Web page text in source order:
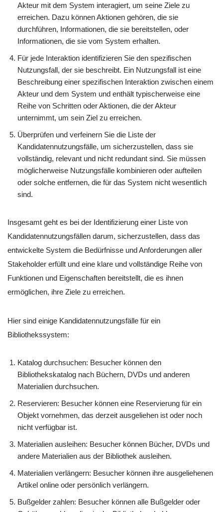
Akteur mit dem System interagiert, um seine Ziele zu
erreichen. Dazu können Aktionen gehören, die sie
durchführen, Informationen, die sie bereitstellen, oder
Informationen, die sie vom System erhalten.
Für jede Interaktion identifizieren Sie den spezifischen
Nutzungsfall, der sie beschreibt. Ein Nutzungsfall ist eine
Beschreibung einer spezifischen Interaktion zwischen einem
Akteur und dem System und enthält typischerweise eine
Reihe von Schritten oder Aktionen, die der Akteur
unternimmt, um sein Ziel zu erreichen.
Überprüfen und verfeinern Sie die Liste der
Kandidatennutzungsfälle, um sicherzustellen, dass sie
vollständig, relevant und nicht redundant sind. Sie müssen
möglicherweise Nutzungsfälle kombinieren oder aufteilen
oder solche entfernen, die für das System nicht wesentlich
sind.
Insgesamt geht es bei der Identifizierung einer Liste von
Kandidatennutzungsfällen darum, sicherzustellen, dass das
entwickelte System die Bedürfnisse und Anforderungen aller
Stakeholder erfüllt und eine klare und vollständige Reihe von
Funktionen und Eigenschaften bereitstellt, die es ihnen
ermöglichen, ihre Ziele zu erreichen.
Hier sind einige Kandidatennutzungsfälle für ein
Bibliothekssystem:
Katalog durchsuchen: Besucher können den
Bibliothekskatalog nach Büchern, DVDs und anderen
Materialien durchsuchen.
Reservieren: Besucher können eine Reservierung für ein
Objekt vornehmen, das derzeit ausgeliehen ist oder noch
nicht verfügbar ist.
Materialien ausleihen: Besucher können Bücher, DVDs und
andere Materialien aus der Bibliothek ausleihen.
Materialien verlängern: Besucher können ihre ausgeliehenen
Artikel online oder persönlich verlängern.
Bußgelder zahlen: Besucher können alle Bußgelder oder